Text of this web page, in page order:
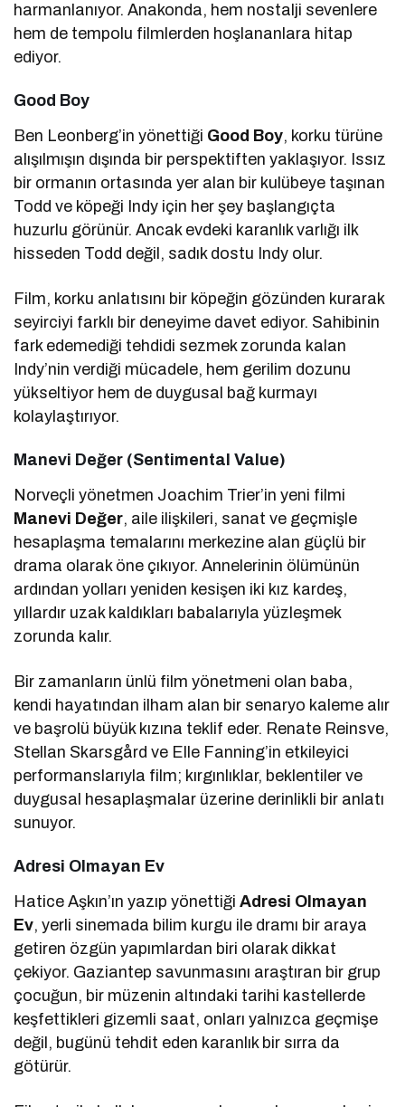
harmanlanıyor. Anakonda, hem nostalji sevenlere
hem de tempolu filmlerden hoşlananlara hitap
ediyor.
Good Boy
Ben Leonberg’in yönettiği Good Boy, korku türüne
alışılmışın dışında bir perspektiften yaklaşıyor. Issız
bir ormanın ortasında yer alan bir kulübeye taşınan
Todd ve köpeği Indy için her şey başlangıçta
huzurlu görünür. Ancak evdeki karanlık varlığı ilk
hisseden Todd değil, sadık dostu Indy olur.
Film, korku anlatısını bir köpeğin gözünden kurarak
seyirciyi farklı bir deneyime davet ediyor. Sahibinin
fark edemediği tehdidi sezmek zorunda kalan
Indy’nin verdiği mücadele, hem gerilim dozunu
yükseltiyor hem de duygusal bağ kurmayı
kolaylaştırıyor.
Manevi Değer (Sentimental Value)
Norveçli yönetmen Joachim Trier’in yeni filmi
Manevi Değer, aile ilişkileri, sanat ve geçmişle
hesaplaşma temalarını merkezine alan güçlü bir
drama olarak öne çıkıyor. Annelerinin ölümünün
ardından yolları yeniden kesişen iki kız kardeş,
yıllardır uzak kaldıkları babalarıyla yüzleşmek
zorunda kalır.
Bir zamanların ünlü film yönetmeni olan baba,
kendi hayatından ilham alan bir senaryo kaleme alır
ve başrolü büyük kızına teklif eder. Renate Reinsve,
Stellan Skarsgård ve Elle Fanning’in etkileyici
performanslarıyla film; kırgınlıklar, beklentiler ve
duygusal hesaplaşmalar üzerine derinlikli bir anlatı
sunuyor.
Adresi Olmayan Ev
Hatice Aşkın’ın yazıp yönettiğiAdresi Olmayan
Ev, yerli sinemada bilim kurgu ile dramı bir araya
getiren özgün yapımlardan biri olarak dikkat
çekiyor. Gaziantep savunmasını araştıran bir grup
çocuğun, bir müzenin altındaki tarihi kastellerde
keşfettikleri gizemli saat, onları yalnızca geçmişe
değil, bugünü tehdit eden karanlık bir sırra da
götürür.